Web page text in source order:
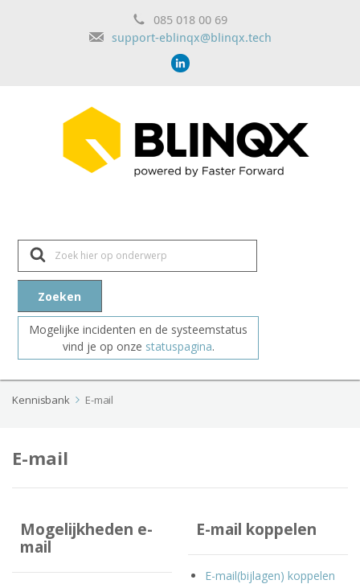
085 018 00 69
support-eblinqx@blinqx.tech
Z
e
k
a
Zoeken
Mogelijke incidenten en de systeemstatus
vind je op onze statuspagina.
Kennisbank E-mail
E-mail
Mogelijkheden e-
mail
E-mail koppelen
E-mail(bijlagen) koppelen